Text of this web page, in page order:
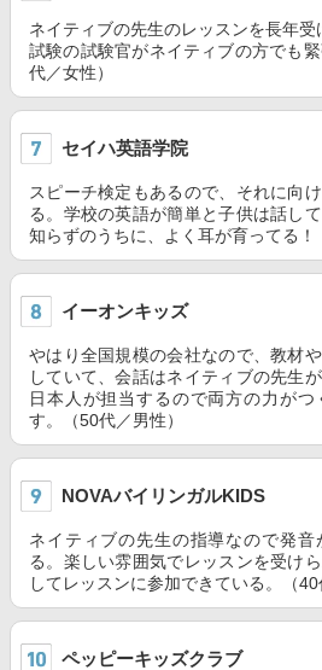
ネイティブの先生のレッスンを長年
試験の試験官がネイティブの方でも
代／女性）
セイハ英語学院
スピーチ検定もあるので、それに向
る。学校の英語が簡単と子供は話し
知らずのうちに、よく耳が育ってる！
イーオンキッズ
やはり全国規模の会社なので、教材
していて、会話はネイティブの先生
日本人が担当するので両方の力がつ
す。（50代／男性）
NOVAバイリンガルKIDS
ネイティブの先生の指導なので発
る。楽しい雰囲気でレッスンを受け
してレッスンに参加できている。（40
ペッピーキッズクラブ